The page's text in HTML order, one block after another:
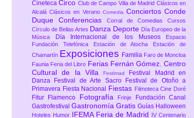
CinetecaCirco Club de Campo Villa de Madrid Clásicos en
AlcaláClásicos en Verano Comedia ConciertosConde
Duque Conferencias Corral de Comedias Cursos
Círculo de Bellas Artes Danza Deporte Día Europeo de la
Música
Día Internacional de los Museos
Espacio
Fundación Telefónica
Estación de Atocha
Estación de
Chamartín Exposiciones Familia Faro de Moncloa
Faunia Feria del Libro Ferias Fernán Gómez. Centro
Cultural de la VillaFestimad
Festival Madrid en
Danza
Festival de Arte Sacro
Festival de Otoño a
Primavera Fiesta Nacional Fiestas Filmoteca Cine Doré
Fitur Flamenco Fotografía Frinje
Fundación Canal
Gastrofestival Gastronomía Gratis Guías Halloween
Hoteles Humor IFEMA Feria de Madrid
IV Centenario